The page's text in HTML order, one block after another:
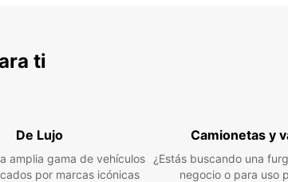
ti
De Lujo
amplia gama de vehículos
por marcas icónicas
Camionetas y
¿Estás buscando una
negocio o para uso